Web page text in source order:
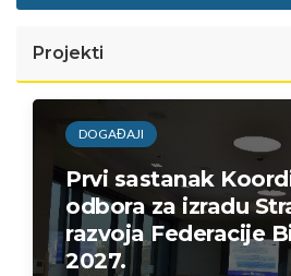
Projekti
DOGAĐAJI
Prvi sastanak
odbora za izradu
razvoja Federacije
2027.